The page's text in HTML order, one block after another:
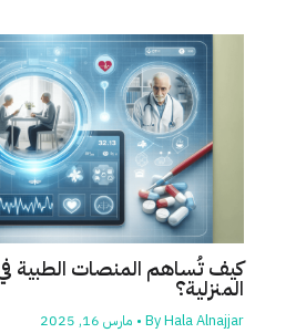
كيف تُساهم المنصات الطبية
المنزلية؟
ByHala Alnajjar
• مارس 16, 2025